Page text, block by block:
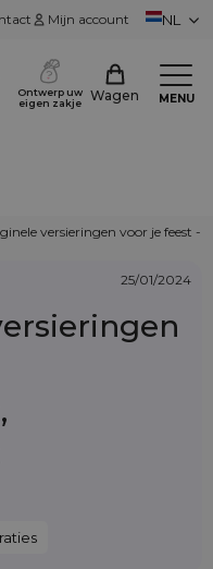
Mijn account NL
Ontwerp uw
eigen zakje
Wagen MENU
versieringen voor je feest -
25/01/2024